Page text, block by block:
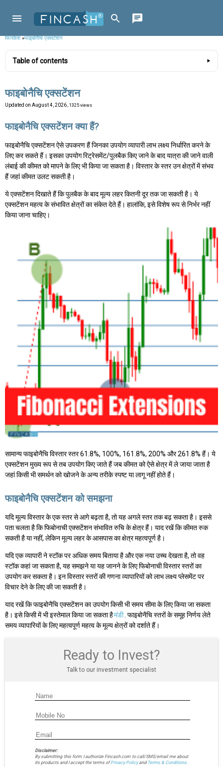
फिनकैश»फाइबोनैचि एक्सटेंशन
Table of contents
फाइबोनैचि एक्सटेंशन
Updated on August 4, 2026 , 1325 views
फाइबोनैचि एक्सटेंशन क्या हैं?
फाइबोनैचि एक्सटेंशन ऐसे उपकरण हैं जिनका उपयोग व्यापारी लाभ लक्ष्य निर्धारित करने के
लिए कर सकते हैं। इसका उपयोग रिट्रेसमेंट/पुलबैक किए जाने के बाद यात्रा की जाने वाली
लंबाई की कीमत को मापने के लिए भी किया जा सकता है। विस्तार के स्तर उन क्षेत्रों में संभव
हैं जहां कीमत उलट सकती है।
ये एक्सटेंशन दिखाते हैं कि पुलबैक के बाद मूल्य लहर कितनी दूर तक जा सकती है। ये
एक्सटेंशन महत्व के संभावित क्षेत्रों का संकेत देते हैं। हालांकि, इसे विशेष रूप से निर्भर नहीं
किया जाना चाहिए।
सामान्य फाइबोनैचि विस्तार स्तर 61.8%, 100%, 161.8%, 200% और 261.8% हैं। ये
एक्सटेंशन मुख्य रूप से तब उपयोग किए जाते हैं जब कीमत को ऐसे क्षेत्र में ले जाया जाता है
जहां किसी भी समर्थन को खोजने के अन्य तरीके स्पष्ट या लागू नहीं होते हैं।
फाइबोनैचि एक्सटेंशन को समझना
यदि मूल्य विस्तार के एक स्तर से आगे बढ़ता है, तो यह अगले स्तर तक बढ़ सकता है। इससे
पता चलता है कि फिबोनाची एक्सटेंशन संभावित रुचि के क्षेत्र हैं। याद रखें कि कीमत रुक
सकती है या नहीं, लेकिन मूल्य लहर के आसपास का क्षेत्र महत्वपूर्ण है।
यदि एक व्यापारी ने स्टॉक पर अधिक समय बिताया है और एक नया उच्च देखता है, तो वह
स्टॉक कहां जा सकता है, यह समझने या यह जानने के लिए फिबोनाची विस्तार स्तरों का
उपयोग कर सकता है। इन विस्तार स्तरों की गणना व्यापारियों को लाभ लक्ष्य प्लेसमेंट पर
विचार देने के लिए की जा सकती है।
याद रखें कि फाइबोनैचि एक्सटेंशन का उपयोग किसी भी समय सीमा के लिए किया जा सकता
है। इसे किसी में भी इस्तेमाल किया जा सकता हैमंडी . फाइबोनैचि स्तरों के समूह निर्णय लेते
समय व्यापारियों के लिए महत्वपूर्ण महत्व के मूल्य क्षेत्रों को दर्शाते हैं।
Ready to Invest?
Talk to our investment specialist
Disclaimer:
By submitting this form I authorize Fincash.com to call/SMS/email me about
its products and I accept the terms ofPrivacy Policyand Terms & Conditions.